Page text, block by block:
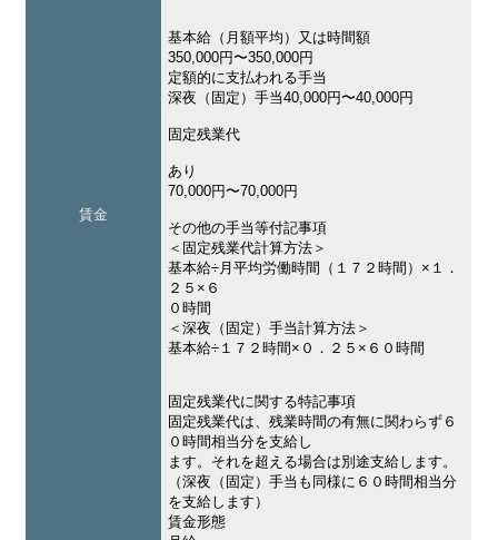
賃金
基本給（月額平均）又は時間額
350,000円〜350,000円
定額的に支払われる手当
深夜（固定）手当40,000円〜40,000円
固定残業代
あり
70,000円〜70,000円
その他の手当等付記事項
＜固定残業代計算方法＞
基本給÷月平均労働時間（１７２時間）×１．
２５×６
０時間
＜深夜（固定）手当計算方法＞
基本給÷１７２時間×０．２５×６０時間
固定残業代に関する特記事項
固定残業代は、残業時間の有無に関わらず６
０時間相当分を支給し
ます。それを超える場合は別途支給します。
（深夜（固定）手当も同様に６０時間相当分
を支給します）
賃金形態